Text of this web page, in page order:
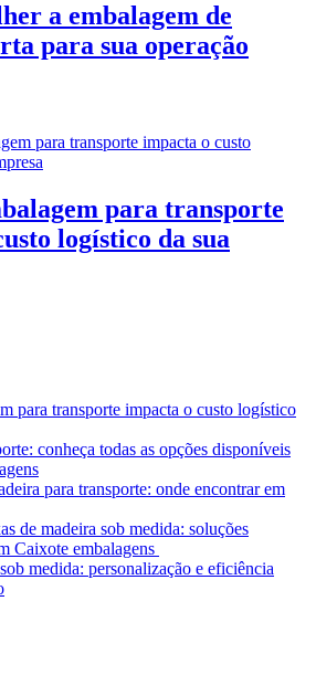
a embalagem de
para sua operação
para transporte
logístico da sua
para transporte impacta o custo logístico
conheça todas as opções disponíveis
para transporte: onde encontrar em
de madeira sob medida: soluções
Caixote embalagens
medida: personalização e eficiência